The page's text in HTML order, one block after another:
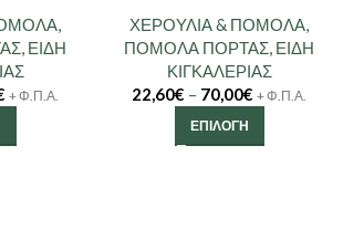
,
, ΕΙΔΗ
+ Φ.Π.Α.
ΧΕΡΟΥΛΙΑ & ΠΟΜΟΛΑ,
ΠΟΜΟΛΑ ΠΟΡΤΑΣ, ΕΙΔΗ
ΚΙΓΚΑΛΕΡΙΑΣ
22,60€ – 70,00€ + Φ.Π.Α.
ΕΠΙΛΟΓΉ